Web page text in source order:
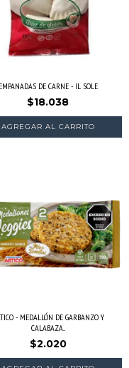
EMPANADAS DE CARNE - IL SOLE
$18.038
- MEDALLÓN DE GARBANZO Y
CALABAZA...
$2.020